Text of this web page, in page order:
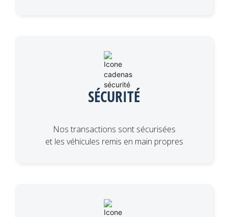
SÉCURITÉ
Nos transactions sont sécurisées
et les véhicules remis en main propres